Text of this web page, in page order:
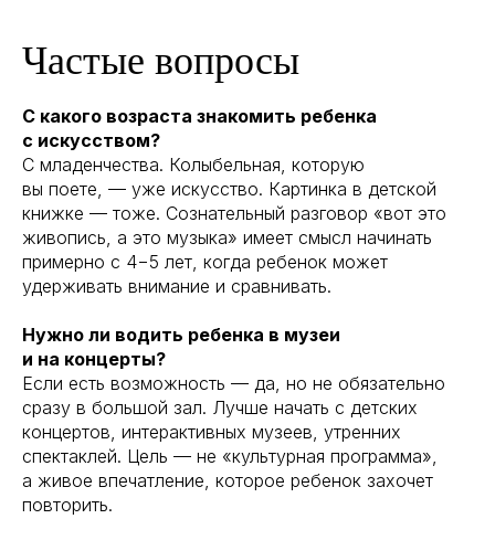
Частые вопросы
С какого возраста знакомить ребенка
с искусством?
С младенчества. Колыбельная, которую
вы поете, — уже искусство. Картинка в детской
книжке — тоже. Сознательный разговор «вот это
живопись, а это музыка» имеет смысл начинать
примерно с 4−5 лет, когда ребенок может
удерживать внимание и сравнивать.
Нужно ли водить ребенка в музеи
и на концерты?
Если есть возможность — да, но не обязательно
сразу в большой зал. Лучше начать с детских
концертов, интерактивных музеев, утренних
спектаклей. Цель — не «культурная программа»,
а живое впечатление, которое ребенок захочет
повторить.